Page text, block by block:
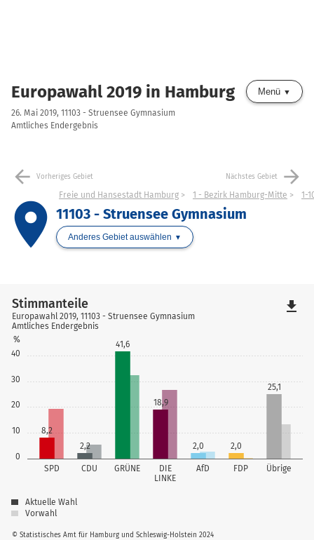
Europawahl 2019 in Hamburg
26. Mai 2019, 11103 - Struensee Gymnasium
Amtliches Endergebnis
Menü
arrow_back Vorheriges Gebiet Nächstes Gebiet arrow_forward
place
Freie und Hansestadt Hamburg 1 - Bezirk Hamburg-Mitte 1-
11103 - Struensee Gymnasium
Anderes Gebiet auswählen
0
10
20
30
40
%
SPD CDU GRÜNE
DIE
LINKE
AfD FDP Übrige
8,2
2,2
41,6
18,9
2,0 2,0
25,1
© Statistisches Amt für Hamburg und Schleswig-Holstein 2024
Stimmanteile
Europawahl 2019, 11103 - Struensee Gymnasium
Amtliches Endergebnis
Aktuelle Wahl
Vorwahl
file_download